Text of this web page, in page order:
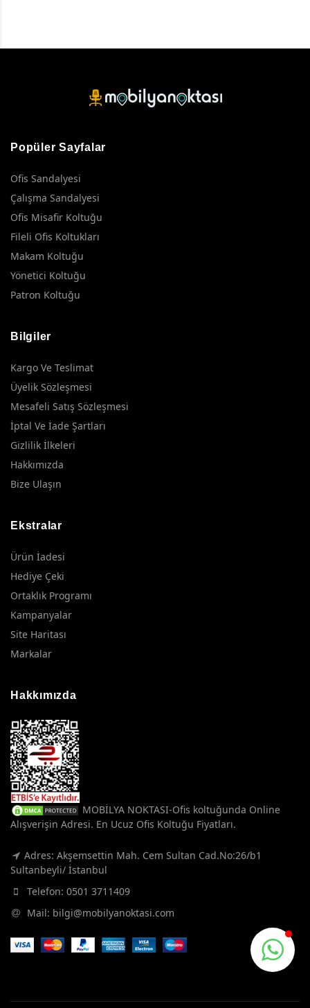
Popüler Sayfalar
Ofis Sandalyesi
Çalışma Sandalyesi
Ofis Misafir Koltuğu
Fileli Ofis Koltukları
Makam Koltuğu
Yönetici Koltuğu
Patron Koltuğu
Bilgiler
Kargo Ve Teslimat
Üyelik Sözleşmesi
Mesafeli Satış Sözleşmesi
İptal Ve İade Şartları
Gizlilik İlkeleri
Hakkımızda
Bize Ulaşın
Ekstralar
Ürün İadesi
Hediye Çeki
Ortaklık Programı
Kampanyalar
Site Haritası
Markalar
Hakkımızda
MOBİLYA NOKTASI-Ofis koltuğunda Online
Alışverişin Adresi. En Ucuz Ofis Koltuğu Fiyatları.
Adres: Akşemsettin Mah. Cem Sultan Cad.No:26/b1
Sultanbeyli/ İstanbul
Telefon: 0501 3711409
Mail: bilgi@mobilyanoktasi.com